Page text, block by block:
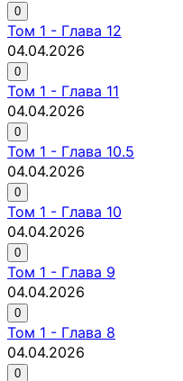
0
Том 1 - Глава 12
04.04.2026
0
Том 1 - Глава 11
04.04.2026
0
Том 1 - Глава 10.5
04.04.2026
0
Том 1 - Глава 10
04.04.2026
0
Том 1 - Глава 9
04.04.2026
0
Том 1 - Глава 8
04.04.2026
0